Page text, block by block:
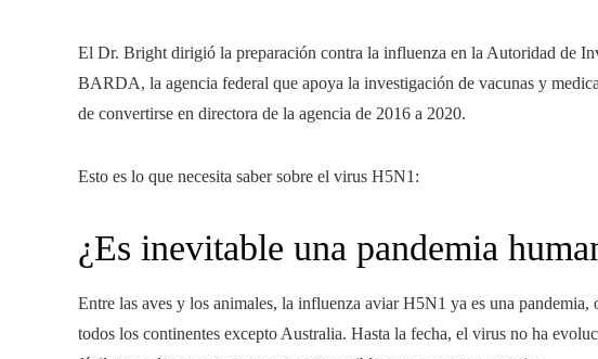
El Dr. Bright dirigió la preparación contra la influenza en la Autoridad de
BARDA, la agencia federal que apoya la investigación de vacunas y
de convertirse en directora de la agencia de 2016 a 2020.
Esto es lo que necesita saber sobre el virus H5N1:
¿Es inevitable una pandemia
Entre las aves y los animales, la influenza aviar H5N1 ya es una pandemia,
todos los continentes excepto Australia. Hasta la fecha, el virus no ha